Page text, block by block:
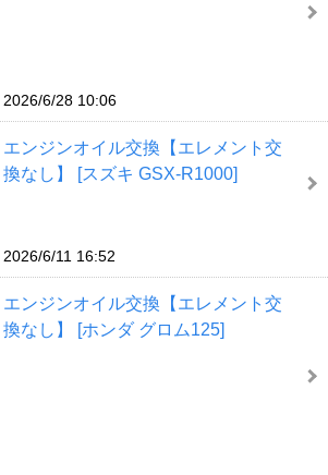
2026/6/28 10:06
エンジンオイル交換【エレメント交
換なし】 [スズキ GSX-R1000]
2026/6/11 16:52
エンジンオイル交換【エレメント交
換なし】 [ホンダ グロム125]